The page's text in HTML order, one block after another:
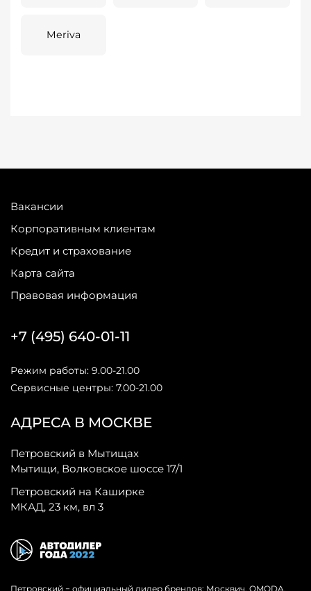
Meriva
Вакансии
Корпоративным клиентам
Кредит и страхование
Карта сайта
Правовая информация
АДРЕСА В МОСКВЕ
Петровский в Мытищах
Мытищи, Волковское шоссе 17/1
Петровский на Каширке
МКАД, 23 км, вл 3
+7 (495) 640-01-11
Режим работы: 9.00-21.00
Сервисные центры: 7.00-21.00
Петровский − официальный дилер брендов: Москвич, OMODA,